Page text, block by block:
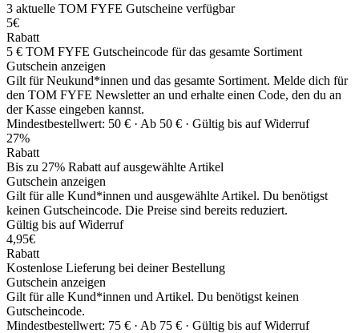
3 aktuelle TOM FYFE Gutscheine verfügbar
5€
Rabatt
5 € TOM FYFE Gutscheincode für das gesamte Sortiment
Gutschein anzeigen
Gilt für Neukund*innen und das gesamte Sortiment. Melde dich für
den TOM FYFE Newsletter an und erhalte einen Code, den du an
der Kasse eingeben kannst.
Mindestbestellwert: 50 € · Ab 50 € · Gültig bis auf Widerruf
27%
Rabatt
Bis zu 27% Rabatt auf ausgewählte Artikel
Gutschein anzeigen
Gilt für alle Kund*innen und ausgewählte Artikel. Du benötigst
keinen Gutscheincode. Die Preise sind bereits reduziert.
Gültig bis auf Widerruf
4,95€
Rabatt
Kostenlose Lieferung bei deiner Bestellung
Gutschein anzeigen
Gilt für alle Kund*innen und Artikel. Du benötigst keinen
Gutscheincode.
Mindestbestellwert: 75 € · Ab 75 € · Gültig bis auf Widerruf